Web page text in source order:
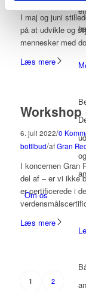
Om os
I maj og juni
på at udvikle og
mennesker med
Læs mere
Workshop
6. juli 2022/0
botilbud/afGran
I koncernen Gran
del af – er vi ikke
er certificerede i
Læs mere
1 2